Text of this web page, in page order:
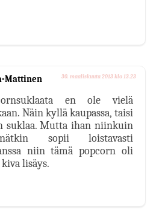
Mattinen 30. maaliskuuta 2013 klo 13.23
en ole vielä
Näin kyllä kaupassa, taisi
suklaa. Mutta ihan niinkuin
sopii loistavasti
niin tämä popcorn oli
lisäys.